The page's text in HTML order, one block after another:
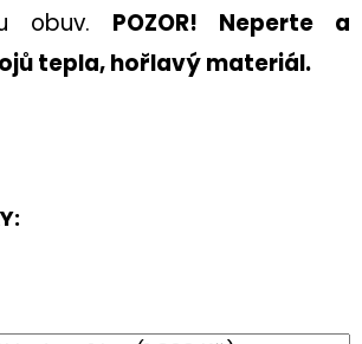
obuv. POZOR! Neperte a
tepla, hořlavý materiál.
: